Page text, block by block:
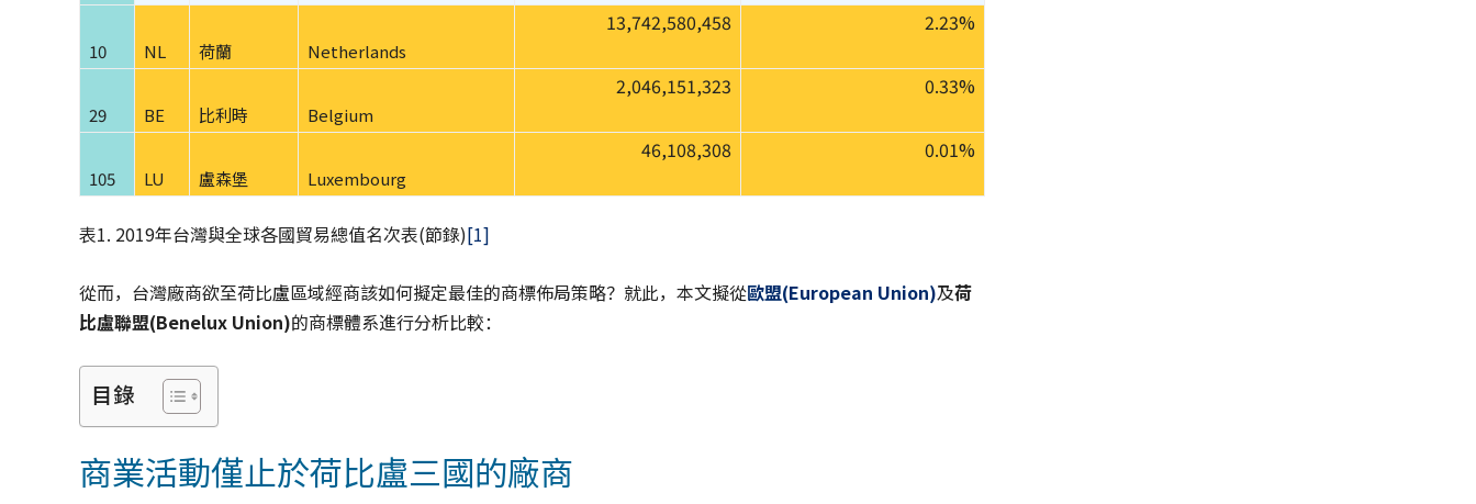
10 NL 荷蘭 Netherlands
13,742,580,458 2.23%
29 BE 比利時 Belgium
2,046,151,323 0.33%
105 LU 盧森堡 Luxembourg
46,108,308 0.01%
表1. 2019年台灣與全球各國貿易總值名次表(節錄)[1]
從而，台灣廠商欲至荷比盧區域經商該如何擬定最佳的商標佈局策略？就此，本文擬從歐盟(European Union)及荷
比盧聯盟(Benelux Union)的商標體系進行分析比較：
目錄
商業活動僅止於荷比盧三國的廠商